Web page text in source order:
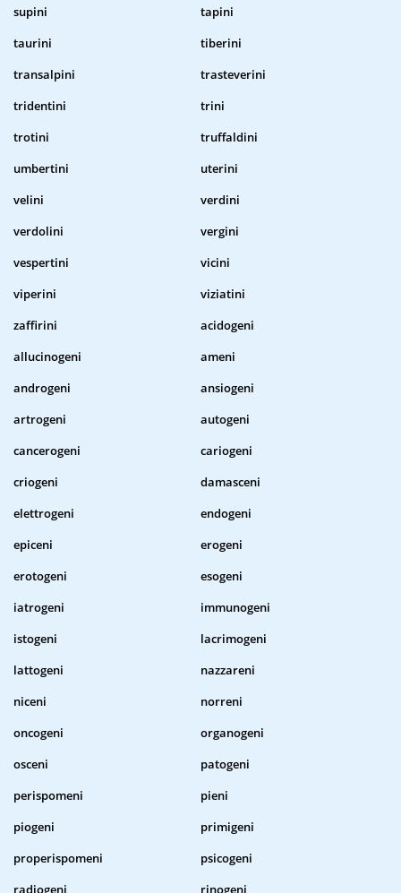
supini
tapini
taurini
tiberini
transalpini
trasteverini
tridentini
trini
trotini
truffaldini
umbertini
uterini
velini
verdini
verdolini
vergini
vespertini
vicini
viperini
viziatini
zaffirini
acidogeni
allucinogeni
ameni
androgeni
ansiogeni
artrogeni
autogeni
cancerogeni
cariogeni
criogeni
damasceni
elettrogeni
endogeni
epiceni
erogeni
erotogeni
esogeni
iatrogeni
immunogeni
istogeni
lacrimogeni
lattogeni
nazzareni
niceni
norreni
oncogeni
organogeni
osceni
patogeni
perispomeni
pieni
piogeni
primigeni
properispomeni
psicogeni
radiogeni
rinogeni